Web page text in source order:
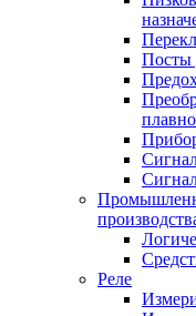
Посты
Реле